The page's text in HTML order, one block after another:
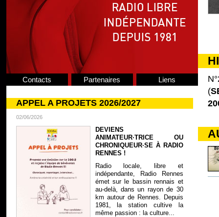
Contacts Partenaires Liens
APPEL A PROJETS 2026/2027
02/06/2026
DEVIENS
ANIMATEUR·TRICE OU
CHRONIQUEUR·SE À RADIO
RENNES !
Radio locale, libre et
indépendante, Radio Rennes
émet sur le bassin rennais et
au-delà, dans un rayon de 30
km autour de Rennes. Depuis
1981, la station cultive la
même passion : la culture...
(